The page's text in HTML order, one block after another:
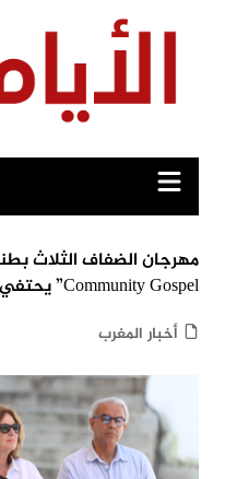
Community Gospel” يحتفي بالسلام والتعايش
أخبار المغرب